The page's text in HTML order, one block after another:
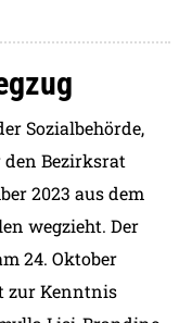
Sozialbehörde,
den Bezirksrat
2023 aus dem
wegzieht. Der
24. Oktober
zur Kenntnis